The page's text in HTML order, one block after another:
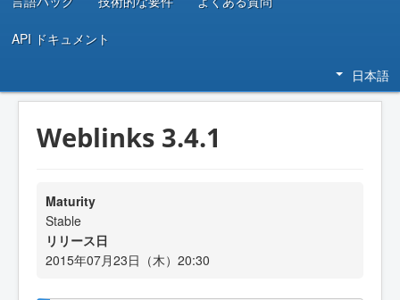
API ドキュメント
日本語
Weblinks 3.4.1
Maturity
Stable
リリース日
2015年07月23日（木）20:30